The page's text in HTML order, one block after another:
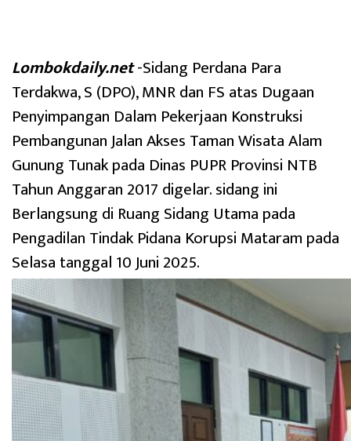
Lombokdaily.net-Sidang Perdana Para
Terdakwa, S (DPO), MNR dan FS atas Dugaan
Penyimpangan Dalam Pekerjaan Konstruksi
Pembangunan Jalan Akses Taman Wisata Alam
Gunung Tunak pada Dinas PUPR Provinsi NTB
Tahun Anggaran 2017 digelar. sidang ini
Berlangsung di Ruang Sidang Utama pada
Pengadilan Tindak Pidana Korupsi Mataram pada
Selasa tanggal 10 Juni 2025.